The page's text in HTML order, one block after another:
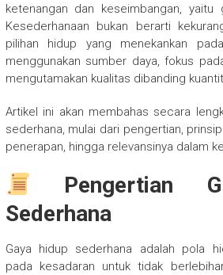
ketenangan dan keseimbangan, yaitu
Kesederhanaan bukan berarti
pilihan hidup yang menekankan
menggunakan sumber daya, fokus
mengutamakan kualitas dibanding
Artikel ini akan membahas secara
sederhana, mulai dari pengertian,
penerapan, hingga relevansinya dalam
Pengertian
Sederhana
Gaya hidup sederhana adalah pola
pada kesadaran untuk tidak